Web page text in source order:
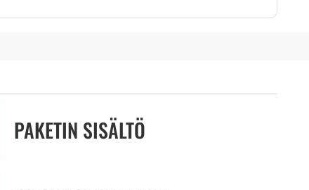
PAKETIN SISÄLTÖ